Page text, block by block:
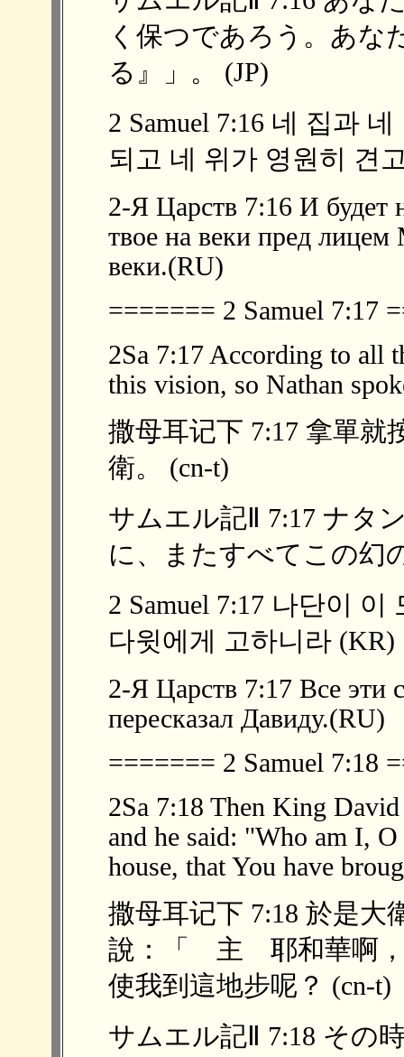
く保つであろう。あな
る』」。 (JP)
2 Samuel 7:16 네 집과
되고 네 위가 영원히 견
2-Я Царств 7:16 И будет
твое на веки пред
веки.(RU)
======= 2 Samuel 7:17
2Sa 7:17 According to all
this vision, so Nathan
撒母耳记下 7:17 拿單就
衛。 (cn-t)
サムエル記Ⅱ 7:17 ナタ
に、またすべてこの幻
2 Samuel 7:17 나단이
다윗에게 고하니라 (KR)
2-Я Царств 7:17 Все эти
пересказал Давиду.(RU)
======= 2 Samuel 7:18
2Sa 7:18 Then King
and he said: "Who am I,
house, that You have
撒母耳记下 7:18 於是
說：「 主 耶和華啊，
使我到這地步呢？ (cn-t)
サムエル記Ⅱ 7:18 その